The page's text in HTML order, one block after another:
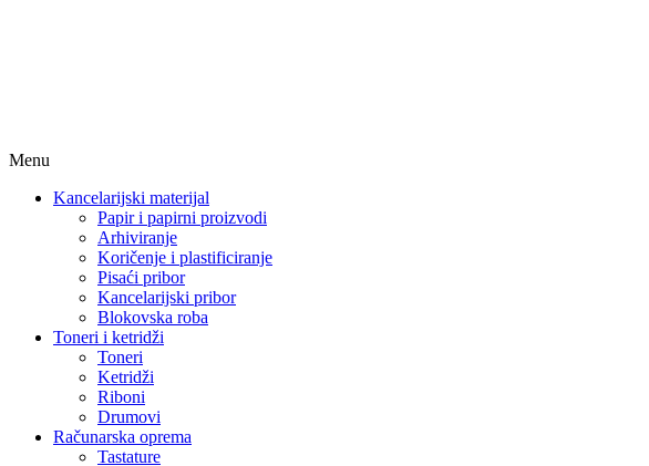
Menu
Kancelarijski materijal
Papir i papirni proizvodi
Arhiviranje
Koričenje i plastificiranje
Pisaći pribor
Kancelarijski pribor
Blokovska roba
Toneri i ketridži
Toneri
Ketridži
Riboni
Drumovi
Računarska oprema
Tastature